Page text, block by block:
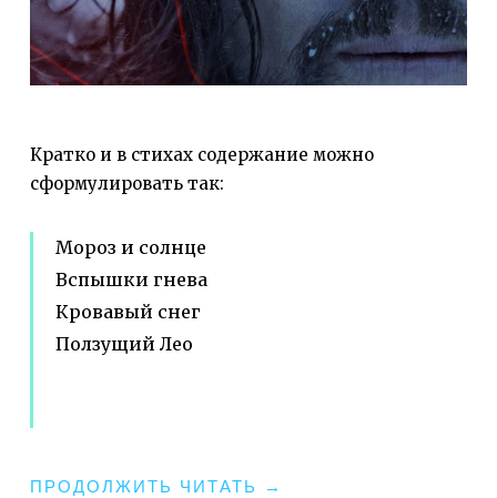
Кратко и в стихах содержание можно
сформулировать так:
Мороз и солнце
Вспышки гнева
Кровавый снег
Ползущий Лео
ПРОДОЛЖИТЬ ЧИТАТЬ "ВЫЖИВШИЙ"
→